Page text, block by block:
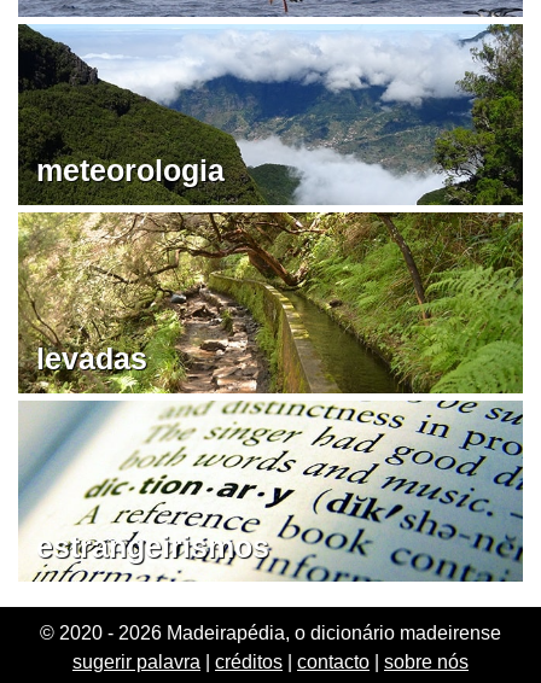
meteorologia
levadas
estrangeirismos
© 2020 - 2026 Madeirapédia, o dicionário madeirense
sugerir palavra
créditos contacto sobre nós